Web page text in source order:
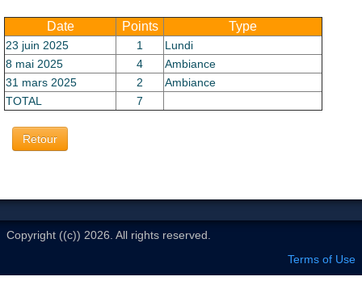
Date Points Type
23 juin 2025 1
Lundi
8 mai 2025
4
Ambiance
31 mars 2025
2
Ambiance
TOTAL
7
Retour
Copyright ((c)) 2026. All rights reserved.
Terms of Use